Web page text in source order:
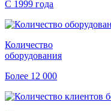
С 1999 года
Количество
оборудования
Более 12 000